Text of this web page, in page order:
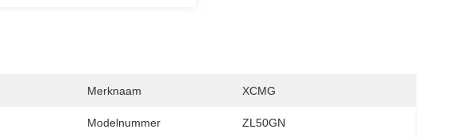
Merknaam XCMG
Modelnummer ZL50GN